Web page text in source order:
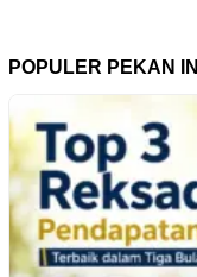
POPULER PEKAN INI